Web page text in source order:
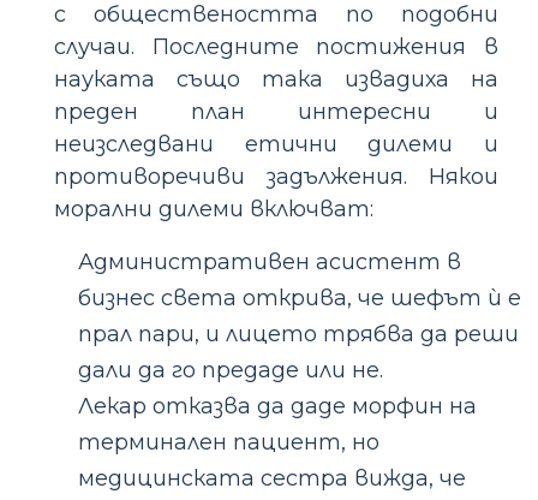
с обществеността по подобни
случаи. Последните постижения в
науката също така извадиха на
преден план интересни и
неизследвани етични дилеми и
противоречиви задължения. Някои
морални дилеми включват:
Административен асистент в
бизнес света открива, че шефът ѝ е
прал пари, и лицето трябва да реши
дали да го предаде или не.
Лекар отказва да даде морфин на
терминален пациент, но
медицинската сестра вижда, че